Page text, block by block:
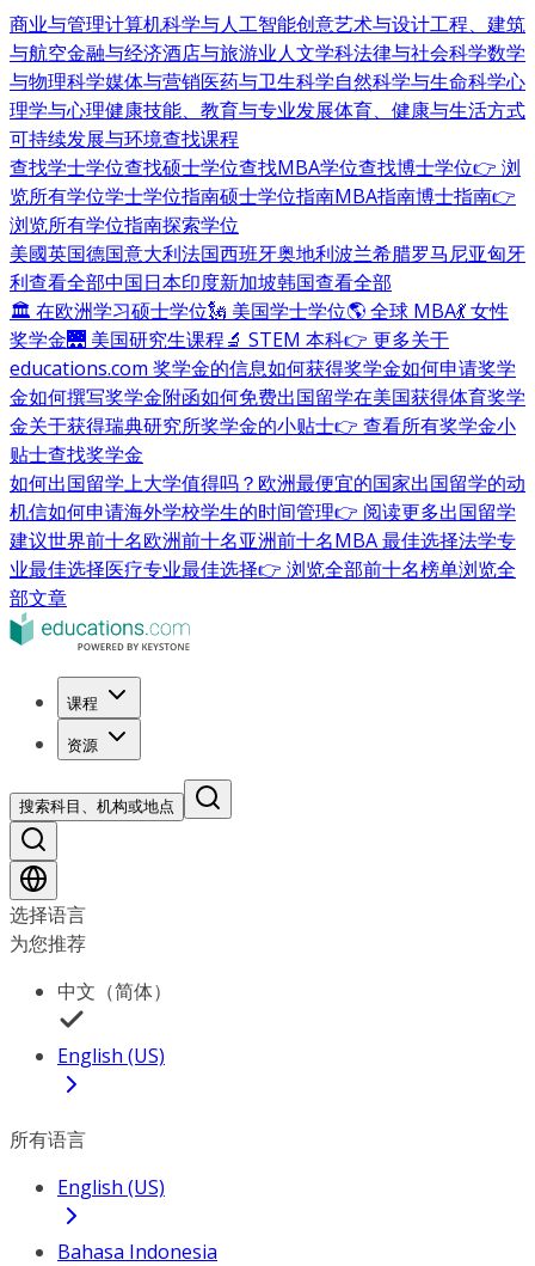
商业与管理计算机科学与人工智能创意艺术与设计工程、建筑
与航空金融与经济酒店与旅游业人文学科法律与社会科学数学
与物理科学媒体与营销医药与卫生科学自然科学与生命科学心
理学与心理健康技能、教育与专业发展体育、健康与生活方式
可持续发展与环境查找课程
查找学士学位查找硕士学位查找MBA学位查找博士学位👉 浏
览所有学位学士学位指南硕士学位指南MBA指南博士指南👉
浏览所有学位指南探索学位
美國英国德国意大利法国西班牙奥地利波兰希腊罗马尼亚匈牙
利查看全部中国日本印度新加坡韩国查看全部
🏛 在欧洲学习硕士学位🗽 美国学士学位🌎 全球 MBA💃 女性
奖学金🌉 美国研究生课程🔬 STEM 本科👉 更多关于
educations.com 奖学金的信息如何获得奖学金如何申请奖学
金如何撰写奖学金附函如何免费出国留学在美国获得体育奖学
金关于获得瑞典研究所奖学金的小贴士👉 查看所有奖学金小
贴士查找奖学金
如何出国留学上大学值得吗？ 欧洲最便宜的国家出国留学的动
机信如何申请海外学校学生的时间管理👉 阅读更多出国留学
建议世界前十名欧洲前十名亚洲前十名MBA 最佳选择法学专
业最佳选择医疗专业最佳选择👉 浏览全部前十名榜单浏览全
部文章
课程
资源
搜索科目、机构或地点
选择语言
为您推荐
中文（简体）
English (US)
所有语言
English (US)
Bahasa Indonesia